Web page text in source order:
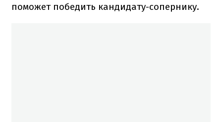
поможет победить кандидату-сопернику.